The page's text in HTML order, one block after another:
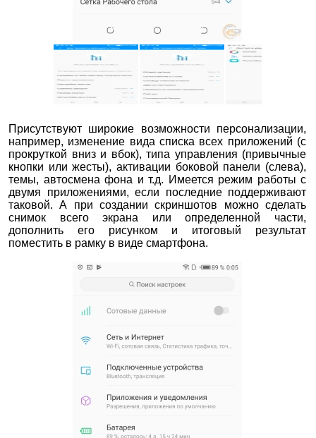
Присутствуют широкие возможности персонализации,
например, изменение вида списка всех приложений (с
прокруткой вниз и вбок), типа управления (привычные
кнопки или жесты), активации боковой панели (слева),
темы, автосмена фона и т.д. Имеется режим работы с
двумя приложениями, если последние поддерживают
таковой. А при создании скриншотов можно сделать
снимок всего экрана или определенной части,
дополнить его рисунком и итоговый результат
поместить в рамку в виде смартфона.